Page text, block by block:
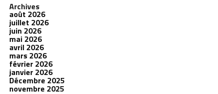
Archives
août 2026
juillet 2026
juin 2026
mai 2026
avril 2026
mars 2026
février 2026
janvier 2026
Décembre 2025
novembre 2025